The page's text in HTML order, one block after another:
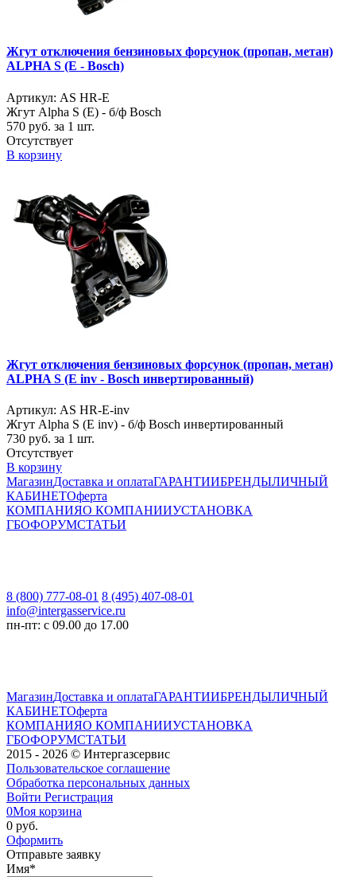
Жгут отключения бензиновых форсунок (пропан, метан)
ALPHA S (E - Bosch)
Артикул: AS HR-E
Жгут Alpha S (E) - б/ф Bosch
570 руб. за 1 шт.
Отсутствует
В корзину
Жгут отключения бензиновых форсунок (пропан, метан)
ALPHA S (E inv - Bosch инвертированный)
Артикул: AS HR-E-inv
Жгут Alpha S (E inv) - б/ф Bosch инвертированный
730 руб. за 1 шт.
Отсутствует
В корзину
МагазинДоставка и оплатаГАРАНТИИБРЕНДЫЛИЧНЫЙ
КАБИНЕТОферта
КОМПАНИЯО КОМПАНИИУСТАНОВКА
ГБОФОРУМСТАТЬИ
8 (800) 777-08-01 8 (495) 407-08-01
info@intergasservice.ru
пн-пт: с 09.00 до 17.00
МагазинДоставка и оплатаГАРАНТИИБРЕНДЫЛИЧНЫЙ
КАБИНЕТОферта
КОМПАНИЯО КОМПАНИИУСТАНОВКА
ГБОФОРУМСТАТЬИ
2015 - 2026 © Интергазсервис
Пользовательское соглашение
Обработка персональных данных
Войти Регистрация
0Моя корзина
0 руб.
Оформить
Отправьте заявку
Имя*